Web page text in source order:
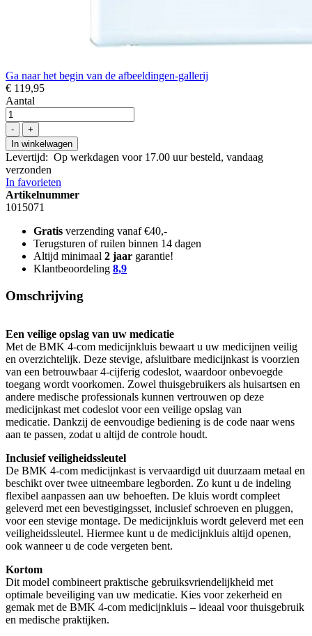
Ga naar het begin van de afbeeldingen-gallerij
€ 119,95
Aantal
-
+
In winkelwagen
Levertijd: Op werkdagen voor 17.00 uur besteld, vandaag
verzonden
In favorieten
Artikelnummer
1015071
Gratis verzending vanaf €40,-
Terugsturen of ruilen binnen 14 dagen
Altijd minimaal 2 jaar garantie!
Klantbeoordeling 8,9
Omschrijving
Een veilige opslag van uw medicatie
Met de BMK 4-com medicijnkluis bewaart u uw medicijnen veilig
en overzichtelijk. Deze stevige, afsluitbare medicijnkast is voorzien
van een betrouwbaar 4-cijferig codeslot, waardoor onbevoegde
toegang wordt voorkomen. Zowel thuisgebruikers als huisartsen en
andere medische professionals kunnen vertrouwen op deze
medicijnkast met codeslot voor een veilige opslag van
medicatie. Dankzij de eenvoudige bediening is de code naar wens
aan te passen, zodat u altijd de controle houdt.
Inclusief veiligheidssleutel
De BMK 4-com medicijnkast is vervaardigd uit duurzaam metaal en
beschikt over twee uitneembare legborden. Zo kunt u de indeling
flexibel aanpassen aan uw behoeften. De kluis wordt compleet
geleverd met een bevestigingsset, inclusief schroeven en pluggen,
voor een stevige montage. De medicijnkluis wordt geleverd met een
veiligheidssleutel. Hiermee kunt u de medicijnkluis altijd openen,
ook wanneer u de code vergeten bent.
Kortom
Dit model combineert praktische gebruiksvriendelijkheid met
optimale beveiliging van uw medicatie. Kies voor zekerheid en
gemak met de BMK 4-com medicijnkluis – ideaal voor thuisgebruik
en medische praktijken.